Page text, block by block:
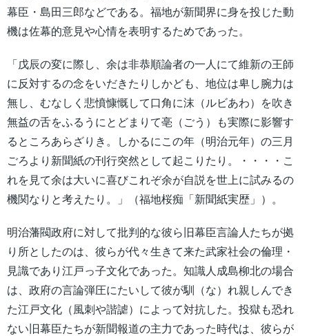
幕臣・島田三郎などである。福地が新聞界に身を投じた動
機は佐幕的意見や心情を表明するためであった。
「戊辰の変に際し、余は非恭順論者の一人にて維新の王師
に反対するの念をいだきたりしかども、地位は卑し腕力は
無し、むなしく悲憤慷慨して口角に沫（ルビあわ）を吹き
無益の舌をふるうにとどまりて亳（ごう）も実際に影響す
るところあらざりき。しかるにこの年（明治元年）の三月
ごろより新聞紙の刊行突然として起こりたり。・・・・こ
れを見て余は大いに喜びこれぞ余が自説を世上に試みるの
機関なりと考えたり。」（福地桜痴「新聞紙実歴」）。
明治藩閥政府に対して批判的な彼ら旧幕臣言論人たちが拠
り所としたのは、彼らが代々生きて来た武家社会の倫理・
見識であり江戸っ子文化であった。知識人成島柳北の場合
は、政府の言論弾圧にたいして彼が馴（な）れ親しんでき
た江戸文化（風刺や諧謔）によって対抗した。投獄も恐れ
ない旧幕臣たちが新聞報道の主力であった時代は、彼らが